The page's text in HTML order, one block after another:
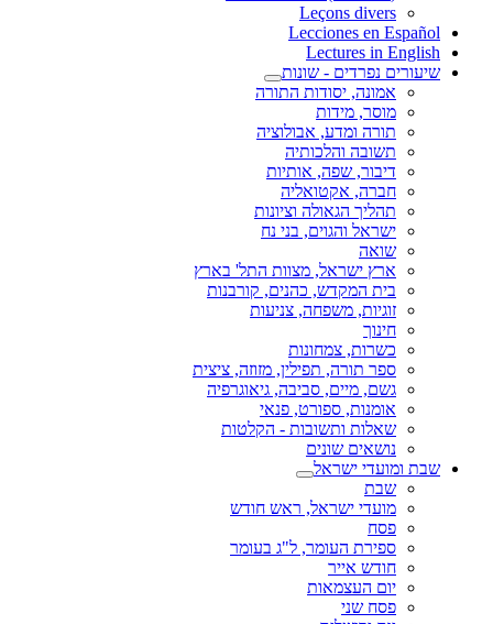
Leçons divers
Lecciones en Español
Lectures in English
שיעורים נפרדים - שונות
אמונה, יסודות התורה
מוסר, מידות
תורה ומדע, אבולוציה
תשובה והלכותיה
דיבור, שפה, אותיות
חברה, אקטואליה
תהליך הגאולה וציונות
ישראל והגוים, בני נח
שואה
ארץ ישראל, מצוות התל' בארץ
בית המקדש, כהנים, קורבנות
זוגיות, משפחה, צניעות
חינוך
כשרות, צמחונות
ספר תורה, תפילין, מזוזה, ציצית
גשם, מיים, סביבה, גיאוגרפיה
אומנות, ספורט, פנאי
שאלות ותשובות - הקלטות
נושאים שונים
שבת ומועדי ישראל
שבת
מועדי ישראל, ראש חודש
פסח
ספירת העומר, ל"ג בעומר
חודש אייר
יום העצמאות
פסח שני